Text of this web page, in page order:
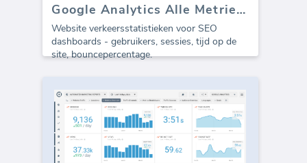
Google Analytics Alle Metrieken
Website verkeersstatistieken voor SEO
dashboards - gebruikers, sessies, tijd op de
site, bouncepercentage.